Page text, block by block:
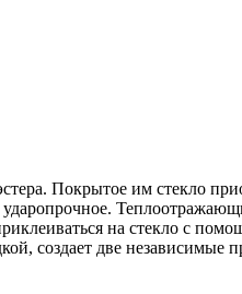
Покрытое им стекло
на стекло с
создает две